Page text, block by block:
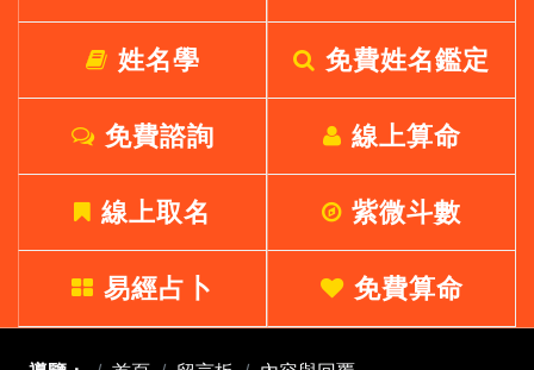
姓名學 免費姓名鑑定
免費諮詢 線上算命
線上取名 紫微斗數
易經占卜 免費算命